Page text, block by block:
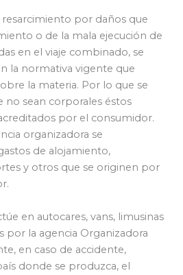
por daños que
o de la mala ejecución de
en el viaje combinado, se
la normativa vigente que
la materia. Por lo que se
no sean corporales éstos
por el consumidor.
organizadora se
de alojamiento,
y otros que se originen por
en autocares, vans, limusinas
por la agencia Organizadora
en caso de accidente,
donde se produzca, el